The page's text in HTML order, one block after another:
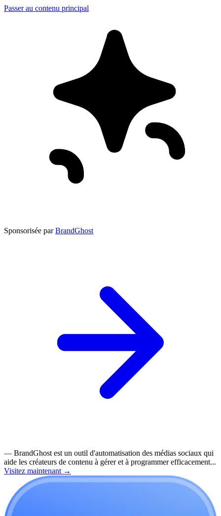
Passer au contenu principal
Sponsorisée par BrandGhost
— BrandGhost est un outil d'automatisation des médias sociaux qui
aide les créateurs de contenu à gérer et à programmer efficacement...
Visitez maintenant →